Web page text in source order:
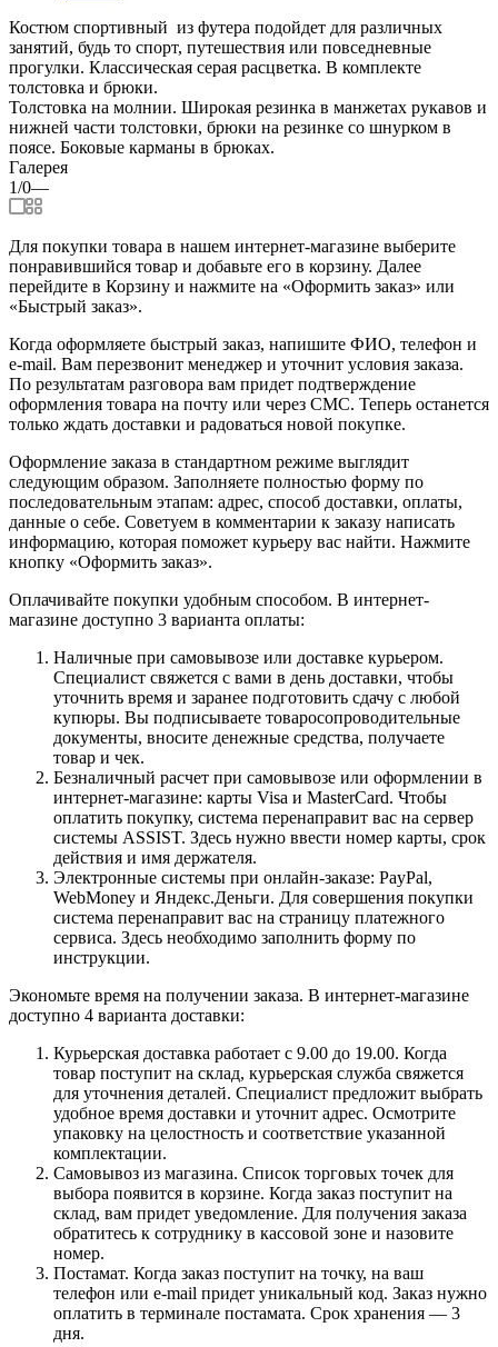
Костюм спортивный из футера подойдет для различных
занятий, будь то спорт, путешествия или повседневные
прогулки. Классическая серая расцветка. В комплекте
толстовка и брюки.
Толстовка на молнии. Широкая резинка в манжетах рукавов и
нижней части толстовки, брюки на резинке со шнурком в
поясе. Боковые карманы в брюках.
Галерея
1/0—
Для покупки товара в нашем интернет-магазине выберите
понравившийся товар и добавьте его в корзину. Далее
перейдите в Корзину и нажмите на «Оформить заказ» или
«Быстрый заказ».
Когда оформляете быстрый заказ, напишите ФИО, телефон и
e-mail. Вам перезвонит менеджер и уточнит условия заказа.
По результатам разговора вам придет подтверждение
оформления товара на почту или через СМС. Теперь останется
только ждать доставки и радоваться новой покупке.
Оформление заказа в стандартном режиме выглядит
следующим образом. Заполняете полностью форму по
последовательным этапам: адрес, способ доставки, оплаты,
данные о себе. Советуем в комментарии к заказу написать
информацию, которая поможет курьеру вас найти. Нажмите
кнопку «Оформить заказ».
Оплачивайте покупки удобным способом. В интернет-
магазине доступно 3 варианта оплаты:
Наличные при самовывозе или доставке курьером.
Специалист свяжется с вами в день доставки, чтобы
уточнить время и заранее подготовить сдачу с любой
купюры. Вы подписываете товаросопроводительные
документы, вносите денежные средства, получаете
товар и чек.
Безналичный расчет при самовывозе или оформлении в
интернет-магазине: карты Visa и MasterCard. Чтобы
оплатить покупку, система перенаправит вас на сервер
системы ASSIST. Здесь нужно ввести номер карты, срок
действия и имя держателя.
Электронные системы при онлайн-заказе: PayPal,
WebMoney и Яндекс.Деньги. Для совершения покупки
система перенаправит вас на страницу платежного
сервиса. Здесь необходимо заполнить форму по
инструкции.
Экономьте время на получении заказа. В интернет-магазине
доступно 4 варианта доставки:
Курьерская доставка работает с 9.00 до 19.00. Когда
товар поступит на склад, курьерская служба свяжется
для уточнения деталей. Специалист предложит выбрать
удобное время доставки и уточнит адрес. Осмотрите
упаковку на целостность и соответствие указанной
комплектации.
Самовывоз из магазина. Список торговых точек для
выбора появится в корзине. Когда заказ поступит на
склад, вам придет уведомление. Для получения заказа
обратитесь к сотруднику в кассовой зоне и назовите
номер.
Постамат. Когда заказ поступит на точку, на ваш
телефон или e-mail придет уникальный код. Заказ нужно
оплатить в терминале постамата. Срок хранения — 3
дня.